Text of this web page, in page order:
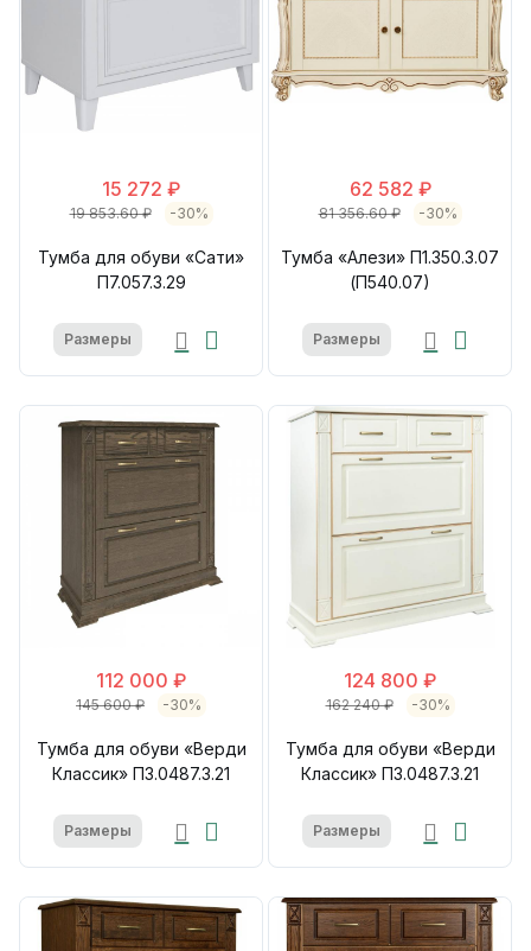
15 272 ₽
19 853.60 ₽ -30%
Тумба для обуви «Сати»
П7.057.3.29
Размеры
62 582 ₽
81 356.60 ₽ -30%
Тумба «Алези» П1.350.3.07
(П540.07)
Размеры
112 000 ₽
145 600 ₽ -30%
Тумба для обуви «Верди
Классик» П3.0487.3.21
Размеры
124 800 ₽
162 240 ₽ -30%
Тумба для обуви «Верди
Классик» П3.0487.3.21
Размеры